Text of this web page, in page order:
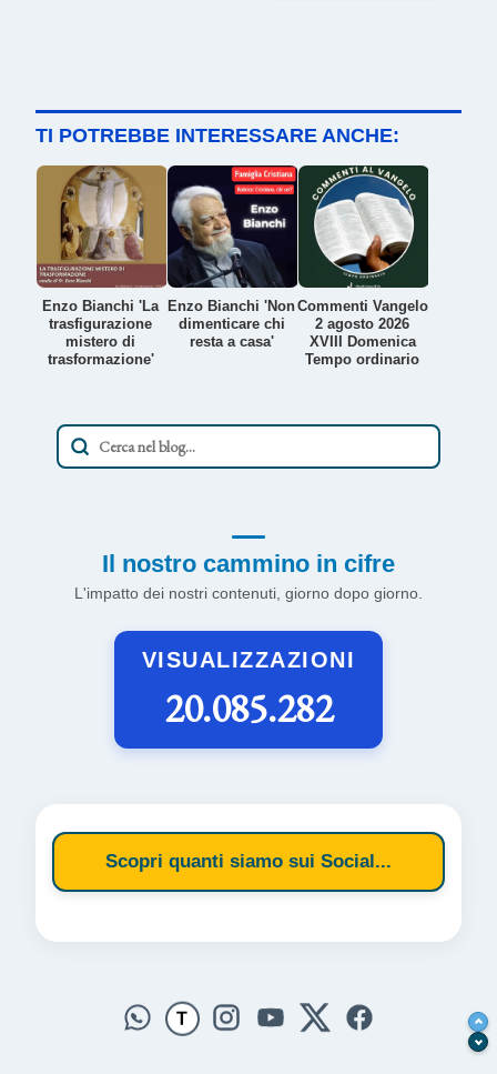
TI POTREBBE INTERESSARE ANCHE:
Enzo Bianchi 'La
trasfigurazione
mistero di
trasformazione'
Enzo Bianchi 'Non
dimenticare chi
resta a casa'
Commenti Vangelo
2 agosto 2026
XVIII Domenica
Tempo ordinario
Il nostro cammino in cifre
L'impatto dei nostri contenuti, giorno dopo giorno.
VISUALIZZAZIONI
20.085.282
Scopri quanti siamo sui Social...
T